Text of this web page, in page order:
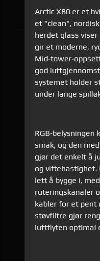
Arctic X80 er et
et "clean",
herdet glass
gir et moderne,
god
systemet holder
under lange
smak, og den
gjør det enkelt å
og viftehastighet.
lett å bygge i,
ruteringskanaler
kabler for et pent
støvfiltre gjør
luftflyten optimal